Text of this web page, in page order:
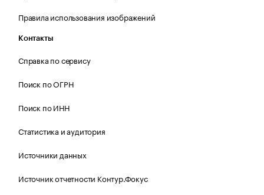
Правила использования изображений
Контакты
Справка по сервису
Поиск по ОГРН
Поиск по ИНН
Статистика и аудитория
Источники данных
Источник отчетности Контур.Фокус